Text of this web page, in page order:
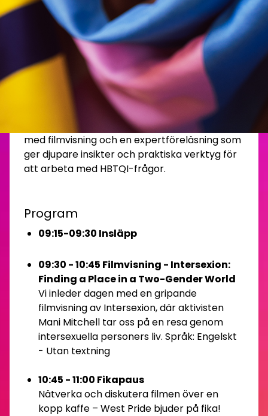
detta utbildningen för
dig!
West Pride bjuder in anställda hos våra
bidragsgivare - Västra Götalandsregionen och
Göteborgs stad och West Prides partner, till
en halvdag med fokus påintersex-frågor
erbjuder ett spännande och lärorikt program
med filmvisning och en expertföreläsning som
ger djupare insikter och praktiska verktyg för
att arbeta med HBTQI-frågor.
Program
09:15-09:30 Insläpp
09:30 - 10:45 Filmvisning - Intersexion:
Finding a Place in a Two-Gender World
Vi inleder dagen med en gripande
filmvisning av Intersexion, där aktivisten
Mani Mitchell tar oss på en resa genom
intersexuella personers liv. Språk: Engelskt
- Utan textning
10:45 - 11:00 Fikapaus
Nätverka och diskutera filmen över en
kopp kaffe – West Pride bjuder på fika!